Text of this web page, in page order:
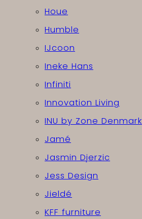
Houe
Humble
IJcoon
Ineke Hans
Infiniti
Innovation Living
INU by Zone Denmark
Jamé
Jasmin Djerzic
Jess Design
Jieldé
KFF furniture